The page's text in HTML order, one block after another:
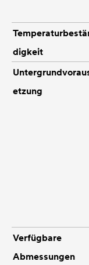
digkeit
etzung
Verfügbare
Abmessungen